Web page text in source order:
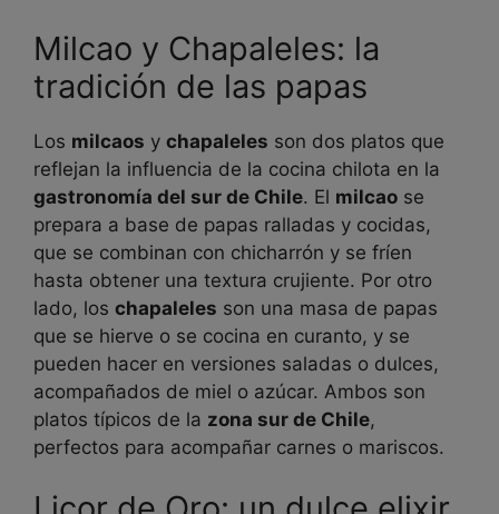
Milcao y Chapaleles: la
tradición de las papas
Los milcaos y chapaleles son dos platos que
reflejan la influencia de la cocina chilota en la
gastronomía del sur de Chile. El milcao se
prepara a base de papas ralladas y cocidas,
que se combinan con chicharrón y se fríen
hasta obtener una textura crujiente. Por otro
lado, los chapaleles son una masa de papas
que se hierve o se cocina en curanto, y se
pueden hacer en versiones saladas o dulces,
acompañados de miel o azúcar. Ambos son
platos típicos de la zona sur de Chile,
perfectos para acompañar carnes o mariscos.